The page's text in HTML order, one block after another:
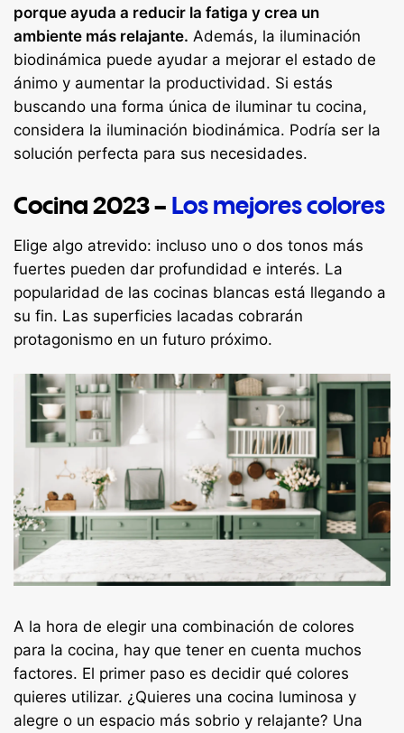
porque ayuda a reducir la fatiga y crea un
ambiente más relajante. Además, la iluminación
biodinámica puede ayudar a mejorar el estado de
ánimo y aumentar la productividad. Si estás
buscando una forma única de iluminar tu cocina,
considera la iluminación biodinámica. Podría ser la
solución perfecta para sus necesidades.
Cocina 2023 – Los mejores colores
Elige algo atrevido: incluso uno o dos tonos más
fuertes pueden dar profundidad e interés. La
popularidad de las cocinas blancas está llegando a
su fin. Las superficies lacadas cobrarán
protagonismo en un futuro próximo.
A la hora de elegir una combinación de colores
para la cocina, hay que tener en cuenta muchos
factores. El primer paso es decidir qué colores
quieres utilizar. ¿Quieres una cocina luminosa y
alegre o un espacio más sobrio y relajante? Una